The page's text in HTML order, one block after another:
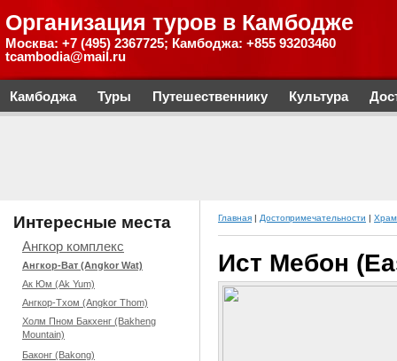
Организация туров в Камбодже
Москва: +7 (495) 2367725; Камбоджа: +855 93203460
tcambodia@mail.ru
Камбоджа Туры Путешественнику Культура
Интересные места
Ангкор комплекс
Ангкор-Ват (Angkor Wat)
Ак Юм (Ak Yum)
Ангкор-Тхом (Angkor Thom)
Холм Пном Бакхенг (Bakheng
Mountain)
Баконг (Bakong)
Главная | Достопримечательности |
Ист Мебон